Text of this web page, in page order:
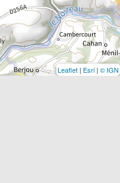
Leaflet | Esri | © IGN